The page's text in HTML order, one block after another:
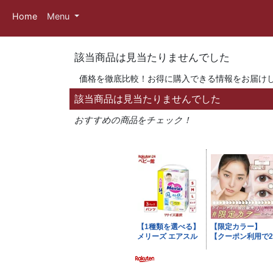
Home Menu
該当商品は見当たりませんでした
価格を徹底比較！お得に購入できる情報をお届け
該当商品は見当たりませんでした
おすすめの商品をチェック！